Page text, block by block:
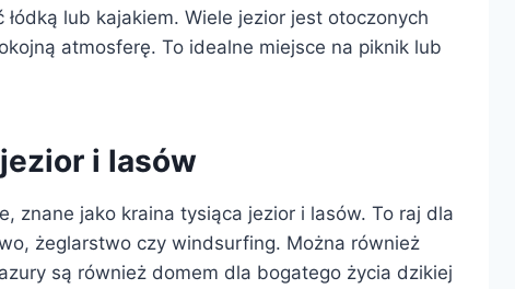
łódką lub kajakiem. Wiele jezior jest otoczonych
atmosferę. To idealne miejsce na piknik lub
i lasów
znane jako kraina tysiąca jezior i lasów. To raj dla
żeglarstwo czy windsurfing. Można również
są również domem dla bogatego życia dzikiej